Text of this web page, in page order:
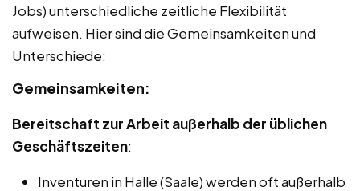
Jobs) unterschiedliche zeitliche Flexibilität
aufweisen. Hier sind die Gemeinsamkeiten und
Unterschiede:
Gemeinsamkeiten:
Bereitschaft zur Arbeit außerhalb der üblichen
Geschäftszeiten:
Inventuren in Halle (Saale) werden oft außerhalb